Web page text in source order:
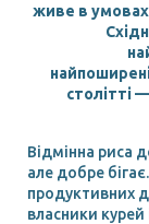
живе в умовах
столітті
Відмінна риса
але добре
продуктивних
власники